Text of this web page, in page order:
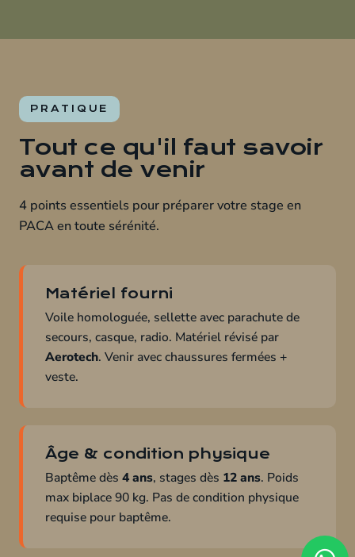
PRATIQUE
Tout ce qu'il faut savoir
avant de venir
4 points essentiels pour préparer votre stage en
PACA en toute sérénité.
Matériel fourni
Voile homologuée, sellette avec parachute de
secours, casque, radio. Matériel révisé par
Aerotech. Venir avec chaussures fermées +
veste.
Âge & condition physique
Baptême dès 4 ans, stages dès 12 ans. Poids
max biplace 90 kg. Pas de condition physique
requise pour baptême.